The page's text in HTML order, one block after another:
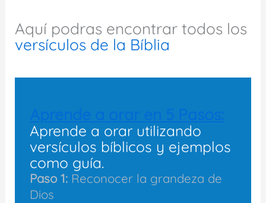
Aquí podras encontrar todos los
versículos de la Bíblia
Aprende a orar utilizando
versículos bíblicos y ejemplos
como guía.
Paso 1:Reconocer la grandeza de
Dios